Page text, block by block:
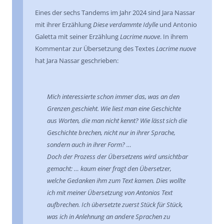
Eines der sechs Tandems im Jahr 2024 sind Jara Nassar
mit ihrer ErzählungDiese verdammte Idylle und Antonio
Galetta mit seiner ErzählungLacrime nuove. In ihrem
Kommentar zur Übersetzung des TextesLacrime nuove
hat Jara Nassar geschrieben:
Mich interessierte schon immer das, was an den
Grenzen geschieht. Wie liest man eine Geschichte
aus Worten, die man nicht kennt? Wie lässt sich die
Geschichte brechen, nicht nur in ihrer Sprache,
sondern auch in ihrer Form? …
Doch der Prozess der Übersetzens wird unsichtbar
gemacht: … kaum einer fragt den Übersetzer,
welche Gedanken ihm zum Text kamen. Dies wollte
ich mit meiner Übersetzung von Antonios Text
aufbrechen. Ich übersetzte zuerst Stück für Stück,
was ich in Anlehnung an andere Sprachen zu